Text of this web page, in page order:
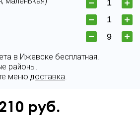
в Ижевске бесплатная.
районы.
меню доставка.
руб.